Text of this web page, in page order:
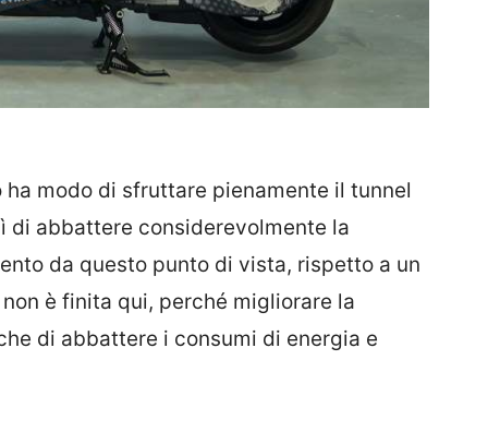
modo di sfruttare pienamente il tunnel
di abbattere considerevolmente la
da questo punto di vista, rispetto a un
è finita qui, perché migliorare la
di abbattere i consumi di energia e